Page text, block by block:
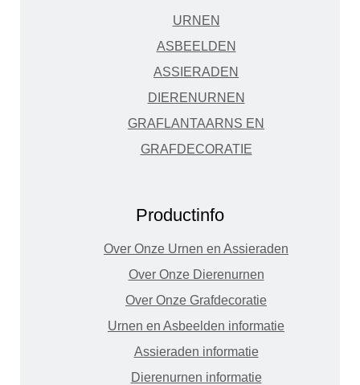
URNEN
ASBEELDEN
ASSIERADEN
DIERENURNEN
GRAFLANTAARNS EN
GRAFDECORATIE
Productinfo
Over Onze Urnen en Assieraden
Over Onze Dierenurnen
Over Onze Grafdecoratie
Urnen en Asbeelden informatie
Assieraden informatie
Dierenurnen informatie